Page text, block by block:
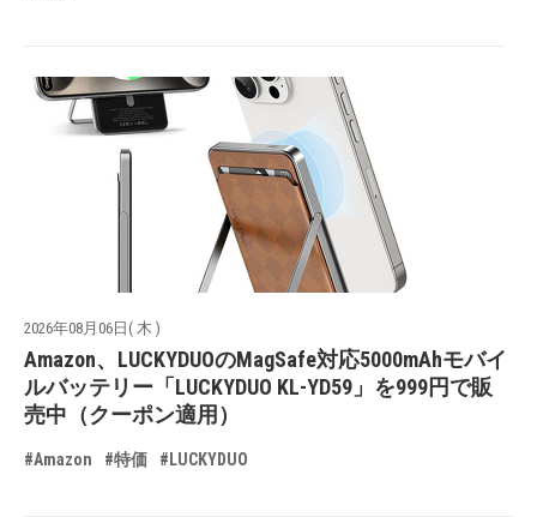
2026年08月06日( 木 )
Amazon、LUCKYDUOのMagSafe対応5000mAhモバイ
ルバッテリー「LUCKYDUO KL-YD59」を999円で販
売中（クーポン適用）
#Amazon #特価 #LUCKYDUO